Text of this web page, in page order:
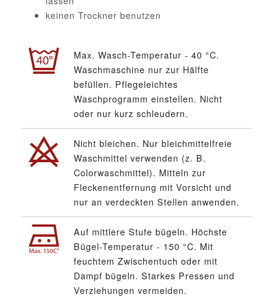
keinen Trockner benutzen
Max. Wasch-Temperatur - 40 °C.
Waschmaschine nur zur Hälfte
befüllen. Pflegeleichtes
Waschprogramm einstellen. Nicht
oder nur kurz schleudern.
Nicht bleichen. Nur bleichmittelfreie
Waschmittel verwenden (z. B.
Colorwaschmittel). Mitteln zur
Fleckenentfernung mit Vorsicht und
nur an verdeckten Stellen anwenden.
Auf mittlere Stufe bügeln. Höchste
Bügel-Temperatur - 150 °C. Mit
feuchtem Zwischentuch oder mit
Dampf bügeln. Starkes Pressen und
Verziehungen vermeiden.